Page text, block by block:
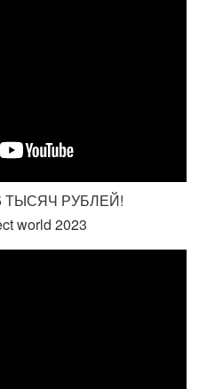
ТЫСЯЧ РУБЛЕЙ!
world 2023